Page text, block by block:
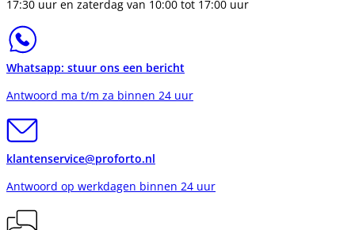
17:30 uur en zaterdag van 10:00 tot 17:00 uur
Whatsapp: stuur ons een bericht
Antwoord ma t/m za binnen 24 uur
klantenservice@proforto.nl
Antwoord op werkdagen binnen 24 uur